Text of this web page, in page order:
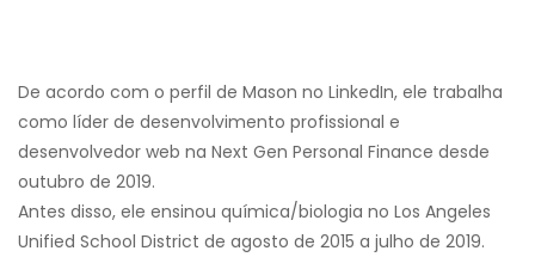
De acordo com o perfil de Mason no LinkedIn, ele trabalha
como líder de desenvolvimento profissional e
desenvolvedor web na Next Gen Personal Finance desde
outubro de 2019.
Antes disso, ele ensinou química/biologia no Los Angeles
Unified School District de agosto de 2015 a julho de 2019.